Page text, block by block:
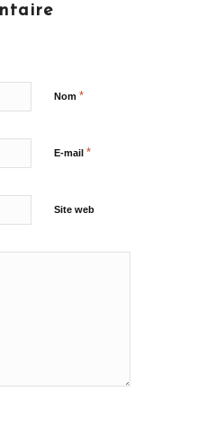
Nom *
E-mail *
Site web